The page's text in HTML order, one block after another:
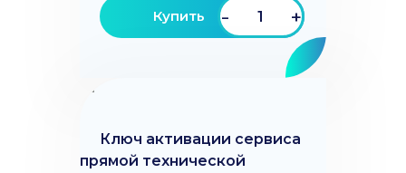
Купить - +
Ключ активации сервиса
прямой технической